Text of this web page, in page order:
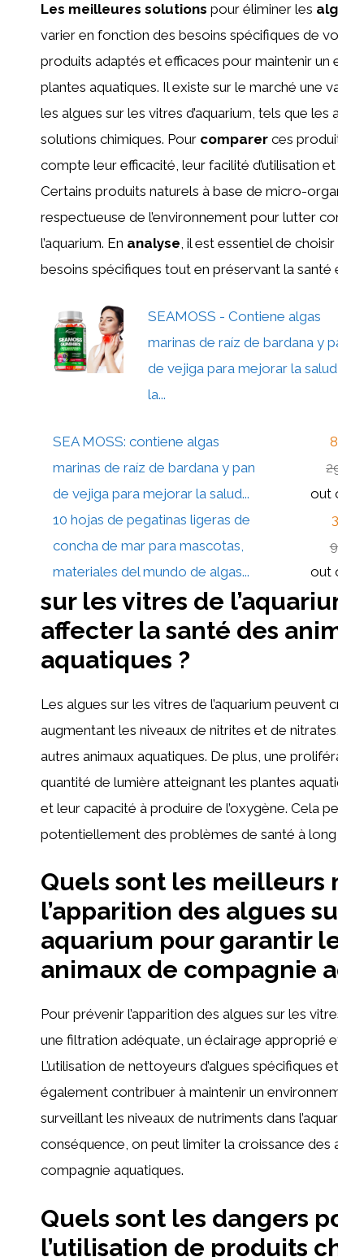
Les meilleures solutions pour éliminer les
varier en fonction des besoins spécifiques de
produits adaptés et efficaces pour maintenir un
plantes aquatiques. Il existe sur le marché une
les algues sur les vitres d’aquarium, tels que
solutions chimiques. Pour comparer ces
compte leur efficacité, leur facilité d’utilisation et
Certains produits naturels à base de micro-
respectueuse de l’environnement pour lutter
l’aquarium. En analyse, il est essentiel de
besoins spécifiques tout en préservant la
SEAMOSS - Contiene algas
marinas de raíz de bardana y
de vejiga para mejorar la
la...
SEA MOSS: contiene algas
marinas de raíz de bardana y pan
de vejiga para mejorar la salud...
out
10 hojas de pegatinas ligeras de
concha de mar para mascotas,
materiales del mundo de algas...
out
sur les vitres de
affecter la santé des
aquatiques ?
Les algues sur les vitres de l’aquarium
augmentant les niveaux de nitrites et de
autres animaux aquatiques. De plus, une
quantité de lumière atteignant les plantes
et leur capacité à produire de l’oxygène. Cela
potentiellement des problèmes de santé à
Quels sont les meilleurs
l’apparition des algues
aquarium pour garantir
animaux de compagnie
Pour prévenir l’apparition des algues sur les
une filtration adéquate, un éclairage approprié
L’utilisation de nettoyeurs d’algues
également contribuer à maintenir un
surveillant les niveaux de nutriments dans
conséquence, on peut limiter la croissance
compagnie aquatiques.
Quels sont les dangers
l’utilisation de produits